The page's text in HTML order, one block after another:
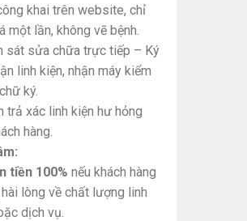
khai trên website, chỉ
một lần, không vẽ bệnh.
sát sửa chữa trực tiếp – Ký
linh kiện, nhận máy kiểm
ký.
trả xác linh kiện hư hỏng
hàng.
tiền 100% nếu khách hàng
lòng về chất lượng linh
dịch vụ.